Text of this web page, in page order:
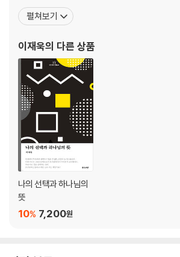
료, 큐티 매거진, 기독신문 칼럼 집필 등 다방면
유스코스타(Youth KOSTA) 강사이며, 대방중
가지 힘』,『KIWY 청
펼쳐보기
이재욱의 다른 상품
나의 선택과 하나님의
뜻
7,200원
10%